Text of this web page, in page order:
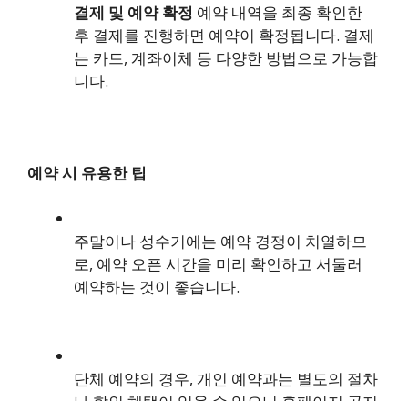
결제 및 예약 확정 예약 내역을 최종 확인한
후 결제를 진행하면 예약이 확정됩니다. 결제
는 카드, 계좌이체 등 다양한 방법으로 가능합
니다.
예약 시 유용한 팁
주말이나 성수기에는 예약 경쟁이 치열하므
로, 예약 오픈 시간을 미리 확인하고 서둘러
예약하는 것이 좋습니다.
단체 예약의 경우, 개인 예약과는 별도의 절차